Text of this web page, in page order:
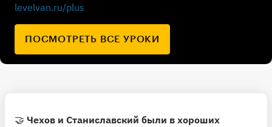
levelvan.ru/plus
ПОСМОТРЕТЬ ВСЕ УРОКИ
🤝 Чехов и Станиславский были в хороших